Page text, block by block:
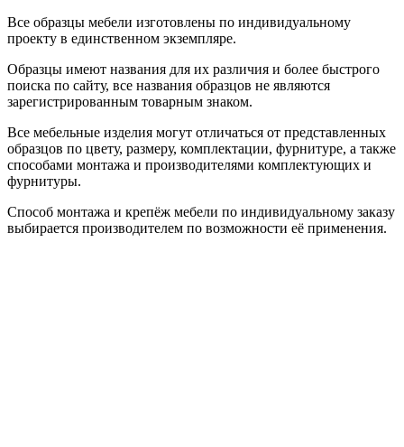
Все образцы мебели изготовлены по индивидуальному
проекту в единственном экземпляре.
Образцы имеют названия для их различия и более быстрого
поиска по сайту, все названия образцов не являются
зарегистрированным товарным знаком.
Все мебельные изделия могут отличаться от представленных
образцов по цвету, размеру, комплектации, фурнитуре, а также
способами монтажа и производителями комплектующих и
фурнитуры.
Способ монтажа и крепёж мебели по индивидуальному заказу
выбирается производителем по возможности её применения.